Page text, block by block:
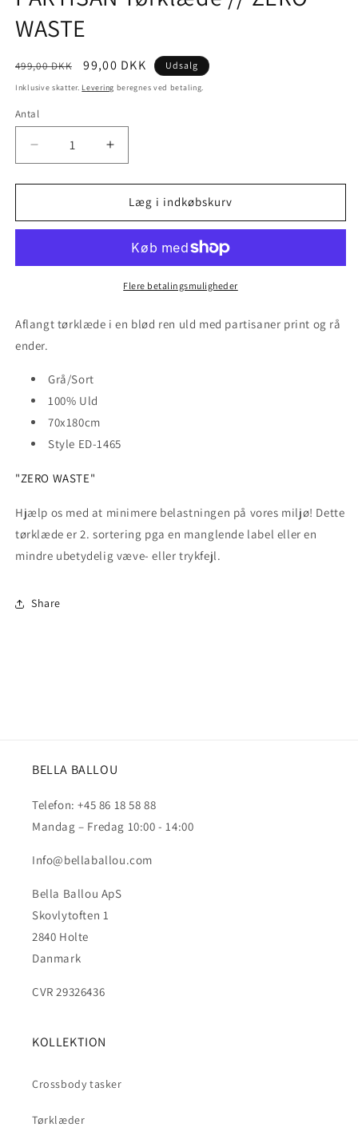
WASTE
Normalpris
499,00 DKK Udsalgspris
99,00 DKK Udsalg
Inklusive skatter. Levering beregnes ved betaling.
Antal
Antal
Reducer
antallet
for
Tørklæde
WASTE
Øg
antallet
for
PARTISAN
Tørklæde
ZERO
WASTE
Læg i indkøbskurv
Flere betalingsmuligheder
Aflangt tørklæde i en blød ren uld med partisaner print og rå
ender.
Grå/Sort
100% Uld
70x180cm
Style ED-1465
"ZERO WASTE"
Hjælp os med at minimere belastningen på vores miljø! Dette
tørklæde er 2. sortering pga en manglende label eller en
mindre ubetydelig væve- eller trykfejl.
Share
BELLA BALLOU
Telefon: +45 86 18 58 88
Mandag – Fredag 10:00 - 14:00
Info@bellaballou.com
Bella Ballou ApS
Skovlytoften 1
2840 Holte
Danmark
CVR 29326436
KOLLEKTION
Crossbody tasker
Tørklæder